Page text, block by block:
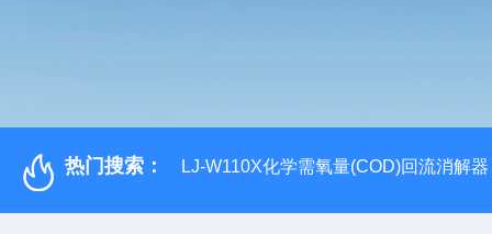
热门搜索： LJ-W110X化学需氧量(COD)回流消解器